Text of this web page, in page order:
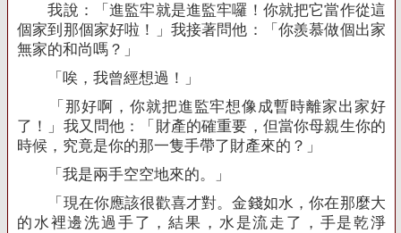
我說：「進監牢就是進監牢囉！你就把它當作從這
個家到那個家好啦！」我接著問他：「你羨慕做個出家
無家的和尚嗎？」
「唉，我曾經想過！」
「那好啊，你就把進監牢想像成暫時離家出家好
了！」我又問他：「財產的確重要，但當你母親生你的
時候，究竟是你的那一隻手帶了財產來的？」
「我是兩手空空地來的。」
「現在你應該很歡喜才對。金錢如水，你在那麼大
的水裡邊洗過手了，結果，水是流走了，手是乾淨